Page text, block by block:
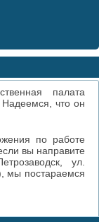
палата
Надеемся, что он
по работе
вы направите
ул.
мы постараемся